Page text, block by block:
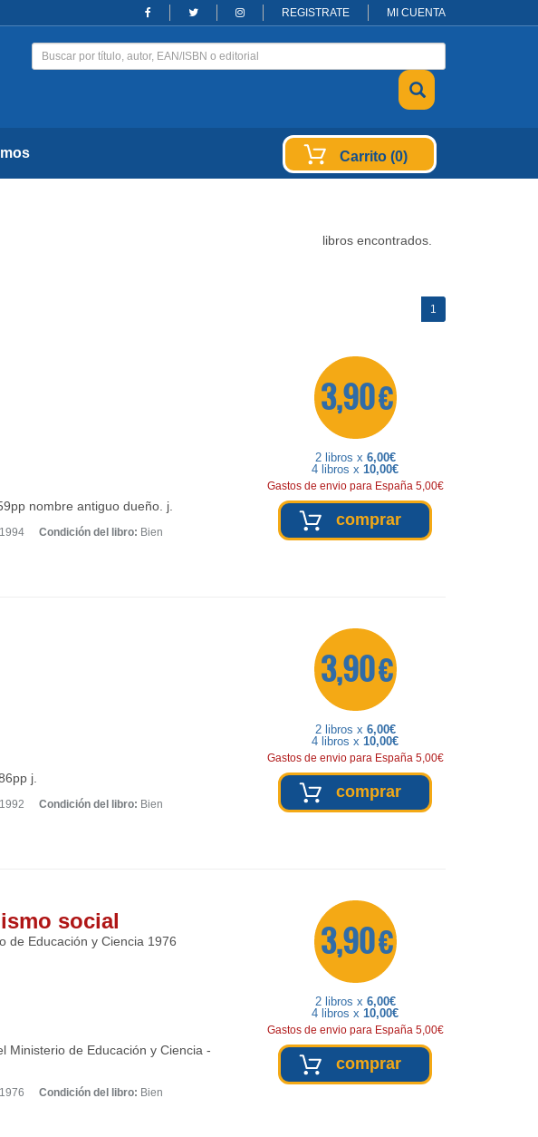
REGISTRATE MI CUENTA
Carrito (0)
libros encontrados.
1
nombre antiguo dueño. j.
1994 Condición del libro: Bien
3,90 €
2 libros x 6,00€
4 libros x 10,00€
Gastos de envio para España 5,00€
comprar
j.
1992 Condición del libro: Bien
3,90 €
2 libros x 6,00€
4 libros x 10,00€
Gastos de envio para España 5,00€
comprar
social
de Educación y Ciencia 1976
Ministerio de Educación y Ciencia -
1976 Condición del libro: Bien
3,90 €
2 libros x 6,00€
4 libros x 10,00€
Gastos de envio para España 5,00€
comprar